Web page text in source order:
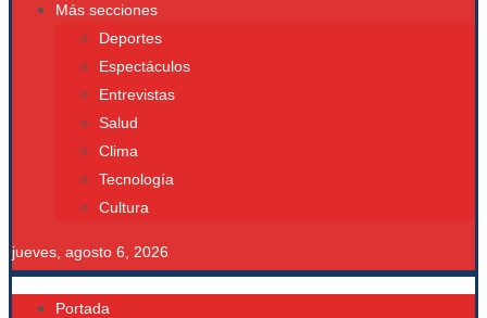
Más secciones
Deportes
Espectáculos
Entrevistas
Salud
Clima
Tecnología
Cultura
jueves, agosto 6, 2026
Portada